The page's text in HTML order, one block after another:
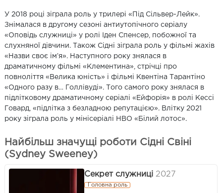
У 2018 році зіграла роль у трилері «Під Сільвер-Лейк».
Знімалася в другому сезоні антиутопічного серіалу
«Оповідь служниці» у ролі Іден Спенсер, побожної та
слухняної дівчини. Також Сідні зіграла роль у фільмі жахів
«Назви своє імʼя». Наступного року знялася в
драматичному фільмі «Клементина», стрічці про
повноліття «Велика юність» і фільмі Квентіна Тарантіно
«Одного разу в… Голлівуді». Того самого року знялася в
підлітковому драматичному серіалі «Ейфорія» в ролі Кессі
Говард, «підлітка з безладною репутацією». Влітку 2021
року зіграла роль у мінісеріалі HBO «Білий лотос».
Найбільш значущі роботи Сідні Свіні
(Sydney Sweeney)
Секрет служниці 2027
Головна роль